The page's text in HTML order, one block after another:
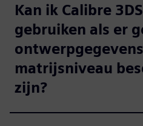
Kan ik Calibre
gebruiken als er
matrijsniveau
zijn?